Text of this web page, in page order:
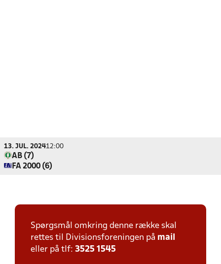
13. JUL. 202412:00
AB (7)
FA 2000 (6)
Spørgsmål omkring denne række skal
rettes til Divisionsforeningen på mail
eller på tlf: 3525 1545